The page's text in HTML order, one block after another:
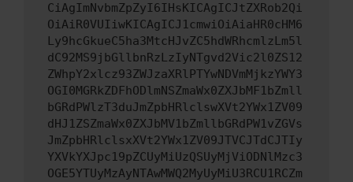
CiAgImNvbmZpZyI6IHsKICAgICJtZXRob2Qi
OiAiR0VUIiwKICAgICJ1cmwiOiAiaHR0cHM6
Ly9hcGkueC5ha3MtcHJvZC5hdWRhcmlzLm5l
dC92MS9jbGllbnRzLzIyNTgvd2Vic2l0ZS12
ZWhpY2xlcz93ZWJzaXRlPTYwNDVmMjkzYWY3
OGI0MGRkZDFhODlmNSZmaWx0ZXJbMF1bZmll
bGRdPWlzT3duJmZpbHRlclswXVt2YWx1ZV09
dHJ1ZSZmaWx0ZXJbMV1bZmllbGRdPW1vZGVs
JmZpbHRlclsxXVt2YWx1ZV09JTVCJTdCJTIy
YXVkYXJpc19pZCUyMiUzQSUyMjViODNlMzc3
OGE5YTUyMzAyNTAwMWQ2MyUyMiU3RCU1RCZm